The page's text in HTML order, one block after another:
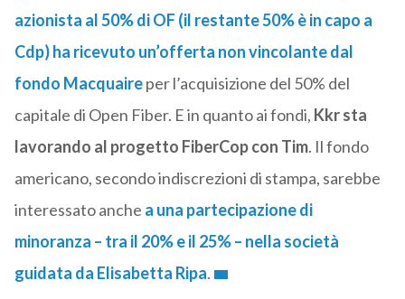
azionista al 50% di OF (il restante 50% è in capo a
Cdp) ha ricevuto un’offerta non vincolante dal
fondo Macquaireper l’acquisizione del 50% del
capitale di Open Fiber. E in quanto ai fondi, Kkr sta
lavorando al progetto FiberCop con Tim. Il fondo
americano, secondo indiscrezioni di stampa, sarebbe
interessato anche a una partecipazione di
minoranza – tra il 20% e il 25% – nella società
guidata da Elisabetta Ripa.